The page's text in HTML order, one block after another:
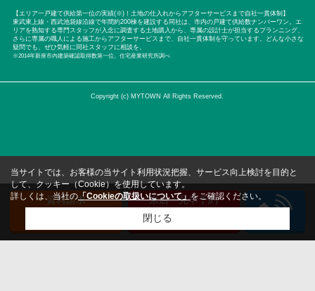
【エリア一戸建て供給第一位の実績(※)！土地の仕入れからアフターサービスまで自社一貫体制】
東武東上線・西武池袋線沿線で年間約200棟を建設する同社は、市内の戸建て供給数ナンバーワン。エ
リアを熟知する専門スタッフが入念に調査する土地購入から、専属の設計士が担当するプランニング、
さらに専属の職人による施工からアフターサービスまで、自社一貫体制を守っています。どんな小さな
疑問でも、ぜひ気軽に同社スタッフに相談を。
※2014年新座市内建築確認取得数第一位。住宅産業研究所調べ
Copyright (c) MYTOWN All Rights Reserved.
資料請求
来店・見学予約
（無料）
当サイトでは、お客様の当サイト利用状況把握、サービス向上検討を目的と
して、クッキー（Cookie）を使用しています。
詳しくは、当社の「Cookieの取扱いについて」をご確認ください。
閉じる